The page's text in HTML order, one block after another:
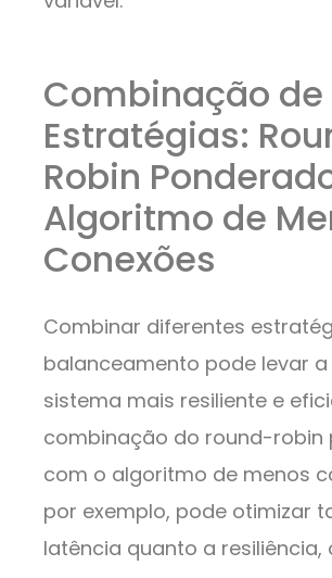
Combinação de
Estratégias:
Robin
Algoritmo de
Conexões
Combinar diferentes
balanceamento pode levar a
sistema mais resiliente e
combinação do round-robin
com o algoritmo de menos
por exemplo, pode otimizar
latência quanto a resiliência,